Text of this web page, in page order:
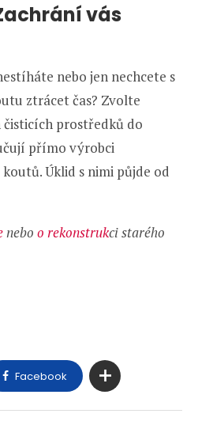
vás
nebo jen nechcete s
ztrácet čas? Zvolte
prostředků do
přímo výrobci
Úklid s nimi půjde od
nebo o rekonstrukci starého
Facebook